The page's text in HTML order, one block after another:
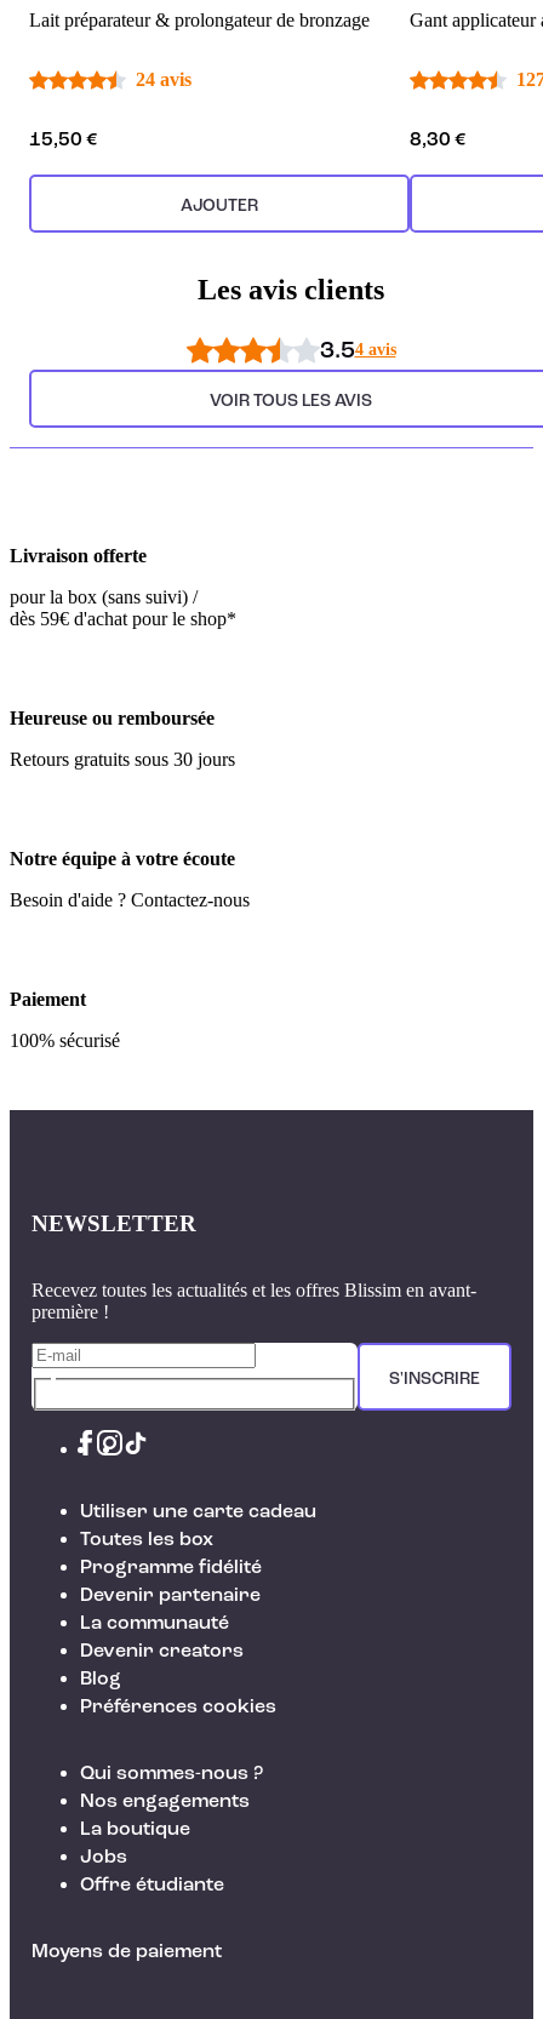
Lait préparateur & prolongateur de bronzage
24 avis
15,50 €
AJOUTER
Gant applicateur
8,30 €
Les avis clients
3.54 avis
VOIR TOUS LES AVIS
Livraison offerte
pour la box (sans suivi) /
dès 59€ d'achat pour le shop*
Heureuse ou remboursée
Retours gratuits sous 30 jours
Notre équipe à votre écoute
Besoin d'aide ? Contactez-nous
Paiement
100% sécurisé
NEWSLETTER
Recevez toutes les actualités et les offres Blissim en avant-
première !
S'INSCRIRE
Utiliser une carte cadeau
Toutes les box
Programme fidélité
Devenir partenaire
La communauté
Devenir creators
Blog
Préférences cookies
Qui sommes-nous ?
Nos engagements
La boutique
Jobs
Offre étudiante
Moyens de paiement